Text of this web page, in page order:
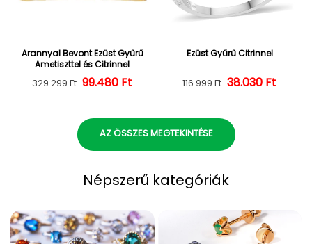
Arannyal Bevont Ezüst Gyűrű
Ametiszttel és Citrinnel
Normál ár
329.299 Ft Kedvezményes ár
99.480 Ft
Ezüst Gyűrű Citrinnel
Normál ár
116.999 Ft 38.030 Ft
AZ ÖSSZES MEGTEKINTÉSE
Népszerű kategóriák